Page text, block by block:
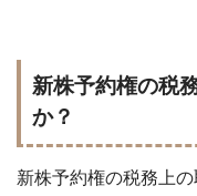
新株予約権の税
か？
新株予約権の税務上